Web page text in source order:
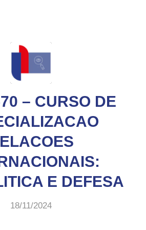
– CURSO DE
E DEFESA
18/11/2024